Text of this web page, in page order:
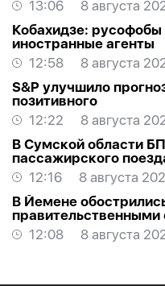
13:06
8 августа
Кобахидзе:
иностранные агенты
12:58
8 августа
S&P улучшило
позитивного
12:22
8 августа
В Сумской области
пассажирского
12:16
8 августа
В Йемене
правительственными
12:08
8 августа